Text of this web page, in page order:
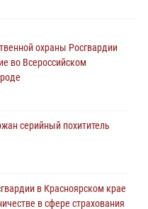
охраны Росгвардии
во Всероссийском
серийный похититель
в Красноярском крае
в сфере страхования